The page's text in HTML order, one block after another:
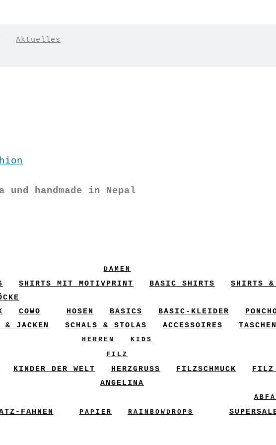
Aktuelles
handmade in Nepal
DAMEN
SHIRTS MIT MOTIVPRINT BASIC SHIRTS SHIRTS &
COWO HOSEN BASICS BASIC-KLEIDER
& JACKEN
SCHALS & STOLAS ACCESSOIRES TASCHEN
HERREN
KIDS
FILZ
KINDER DER WELT HERZGRUSS FILZSCHMUCK FILZ
ANGELINA
FAHNEN PAPIER RAINBOWDROPS